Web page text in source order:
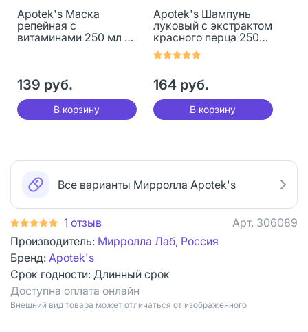
Apotek's Маска
репейная с
витаминами 250 мл 1
139 руб.
В корзину
Apotek's Шампунь
луковый с экстрактом
красного перца 250
мл 1 шт
164 руб.
В корзину
Все варианты Мирролла Apotek's
1 отзыв Арт. 306089
Производитель: Мирролла Лаб, Россия
Бренд: Apotek's
Срок годности: Длинный срок
Доступна оплата онлайн
Bнешний вид товара может отличаться от изображённого